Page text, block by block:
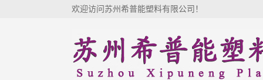
欢迎访问苏州希普能塑料有限公司！